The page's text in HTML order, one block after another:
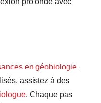
en géobiologie,
assistez à des
. Chaque pas